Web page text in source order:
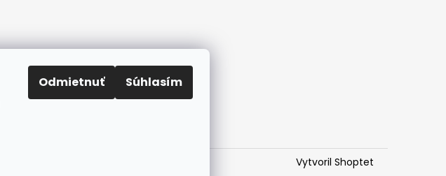
Odmietnuť Súhlasím
Vytvoril Shoptet